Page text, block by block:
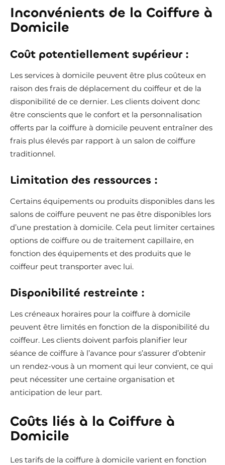
Inconvénients de la Coiffure à
Domicile
Coût potentiellement supérieur :
Les services à domicile peuvent être plus coûteux en
raison des frais de déplacement du coiffeur et de la
disponibilité de ce dernier. Les clients doivent donc
être conscients que le confort et la personnalisation
offerts par la coiffure à domicile peuvent entraîner des
frais plus élevés par rapport à un salon de coiffure
traditionnel.
Limitation des ressources :
Certains équipements ou produits disponibles dans les
salons de coiffure peuvent ne pas être disponibles lors
d’une prestation à domicile. Cela peut limiter certaines
options de coiffure ou de traitement capillaire, en
fonction des équipements et des produits que le
coiffeur peut transporter avec lui.
Disponibilité restreinte :
Les créneaux horaires pour la coiffure à domicile
peuvent être limités en fonction de la disponibilité du
coiffeur. Les clients doivent parfois planifier leur
séance de coiffure à l’avance pour s’assurer d’obtenir
un rendez-vous à un moment qui leur convient, ce qui
peut nécessiter une certaine organisation et
anticipation de leur part.
Coûts liés à la Coiffure à
Domicile
Les tarifs de la coiffure à domicile varient en fonction